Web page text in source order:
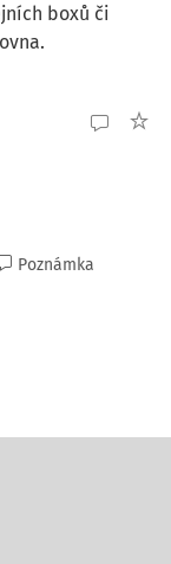
boxů či
Poznámka